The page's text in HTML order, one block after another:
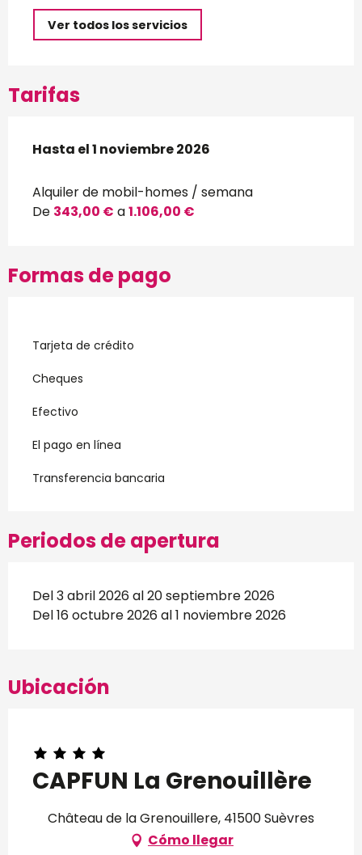
Ver todos los servicios
Tarifas
Desde 3 abril 2026hasta1 noviembre 2026
Hasta el1 noviembre 2026
Alquiler de mobil-homes / semana
De 343,00 € a1.106,00 €
Formas de pago
Tarjeta de crédito
Cheques
Efectivo
El pago en línea
Transferencia bancaria
Periodos de apertura
Del 3 abril 2026 al 20 septiembre 2026
Del 16 octubre 2026 al 1 noviembre 2026
Ubicación
CAPFUN La Grenouillère
Château de la Grenouillere, 41500 Suèvres
Cómo llegar